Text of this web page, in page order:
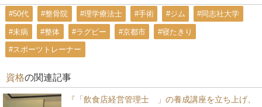
#50代 #整骨院 #理学療法士 #手術 #ジム #同志社大学
#未病 #整体 #ラグビー #京都市 #寝たきり
#スポーツトレーナー
資格の関連記事
『「飲食店経営管理士®」の養成講座を立ち上げ、